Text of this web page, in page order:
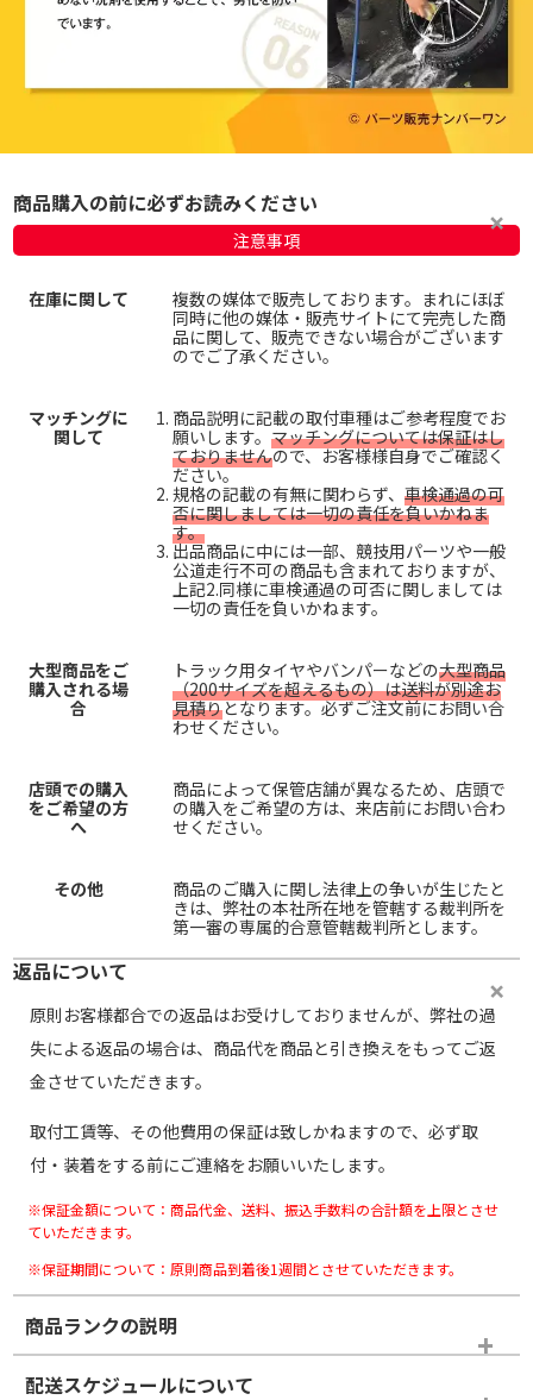
商品購入の前に必ずお読みください
注意事項
在庫に関して
複数の媒体で販売しております。まれにほぼ
同時に他の媒体・販売サイトにて完売した商
品に関して、販売できない場合がございます
のでご了承ください。
マッチングに
関して
商品説明に記載の取付車種はご参考程度でお
願いします。 マッチングについては保証はし
ておりませんので、お客様様自身でご確認く
ださい。
規格の記載の有無に関わらず、 車検通過の可
否に関しましては一切の責任を負いかねま
す。
出品商品に中には一部、競技用パーツや一般
公道走行不可の商品も含まれておりますが、
上記2.同様に車検通過の可否に関しましては
一切の責任を負いかねます。
大型商品をご
購入される場
合
トラック用タイヤやバンパーなどの大型商品
（200サイズを超えるもの）は送料が別途お
見積りとなります。必ずご注文前にお問い合
わせください。
店頭での購入
をご希望の方
へ
商品によって保管店舗が異なるため、店頭で
の購入をご希望の方は、来店前にお問い合わ
せください。
その他
商品のご購入に関し法律上の争いが生じたと
きは、弊社の本社所在地を管轄する裁判所を
第一審の専属的合意管轄裁判所とします。
返品について
原則お客様都合での返品はお受けしておりませんが、弊社の過
失による返品の場合は、商品代を商品と引き換えをもってご返
金させていただきます。
取付工賃等、その他費用の保証は致しかねますので、必ず取
付・装着をする前にご連絡をお願いいたします。
※保証金額について：商品代金、送料、振込手数料の合計額を上限とさせ
ていただきます。
※保証期間について：原則商品到着後1週間とさせていただきます。
商品ランクの説明
※商品ランクは出品者の主観により判断しておりますので、あら
かじめご了承ください。
配送スケジュールについて